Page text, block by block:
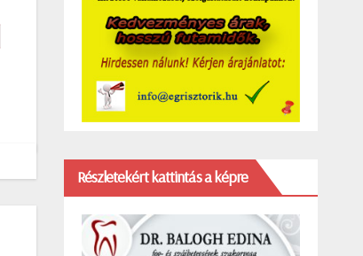
Részletekért kattintás a képre